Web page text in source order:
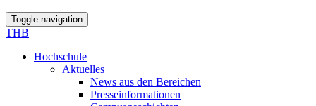
Toggle navigation
THB
Hochschule
Aktuelles
News aus den Bereichen
Presseinformationen